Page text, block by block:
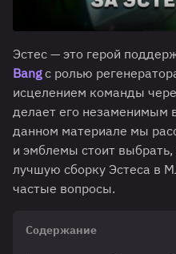
Эстес — это герой
Bangс ролью
исцелением команды
делает его незаменимым
данном материале мы
и эмблемы стоит
лучшую сборку Эстеса в
частые вопросы.
Содержание